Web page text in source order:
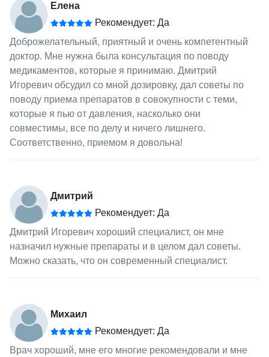
Елена
Рекомендует: Да
Доброжелательный, приятный и очень компетентный
доктор. Мне нужна была консультация по поводу
медикаментов, которые я принимаю. Дмитрий
Игоревич обсудил со мной дозировку, дал советы по
поводу приема препаратов в совокупности с теми,
которые я пью от давления, насколько они
совместимы, все по делу и ничего лишнего.
Соответственно, приемом я довольна!
Дмитрий
Рекомендует: Да
Дмитрий Игоревич хороший специалист, он мне
назначил нужные препараты и в целом дал советы.
Можно сказать, что он современный специалист.
Михаил
Рекомендует: Да
Врач хороший, мне его многие рекомендовали и мне